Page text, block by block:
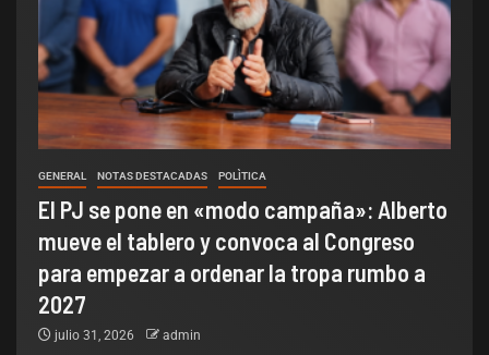
GENERAL NOTAS DESTACADAS POLÌTICA
El PJ se pone en «modo campaña»: Alberto
mueve el tablero y convoca al Congreso
para empezar a ordenar la tropa rumbo a
2027
julio 31, 2026 admin